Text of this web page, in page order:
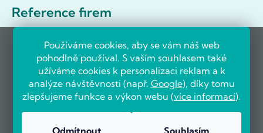
Používáme cookies, aby se vám náš web
pohodlně používal. S vaším souhlasem také
užíváme cookies k personalizaci reklam a k
analýze návštěvnosti (např. Google), díky tomu
zlepšujeme funkce a výkon webu (více informací).
Odmítnout Souhlasím
Reference firem